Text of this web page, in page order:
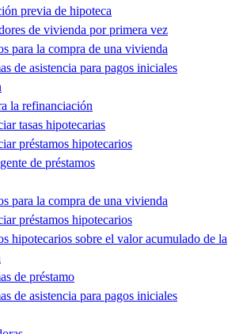
previa de hipoteca
de vivienda por primera vez
para la compra de una vivienda
de asistencia para pagos iniciales
la refinanciación
tasas hipotecarias
préstamos hipotecarios
de préstamos
para la compra de una vivienda
préstamos hipotecarios
hipotecarios sobre el valor acumulado de la
de préstamo
de asistencia para pagos iniciales